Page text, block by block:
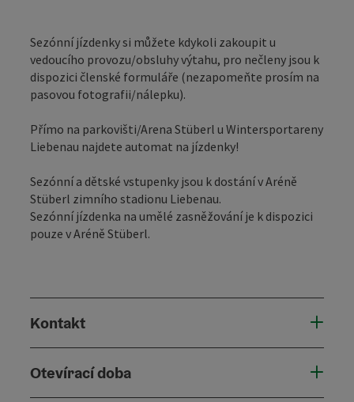
Sezónní jízdenky si můžete kdykoli zakoupit u
vedoucího provozu/obsluhy výtahu, pro nečleny jsou k
dispozici členské formuláře (nezapomeňte prosím na
pasovou fotografii/nálepku).
Přímo na parkovišti/Arena Stüberl u Wintersportareny
Liebenau najdete automat na jízdenky!
Sezónní a dětské vstupenky jsou k dostání v Aréně
Stüberl zimního stadionu Liebenau.
Sezónní jízdenka na umělé zasněžování je k dispozici
pouze v Aréně Stüberl.
Kontakt
Otevírací doba